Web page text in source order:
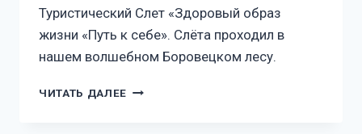
Туристический Слет «Здоровый образ
жизни «Путь к себе». Слёта проходил в
нашем волшебном Боровецком лесу.
ЧИТАТЬ ДАЛЕЕ